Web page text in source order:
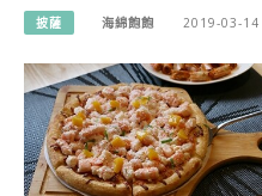
披薩 海綿飽飽 2019-03-14